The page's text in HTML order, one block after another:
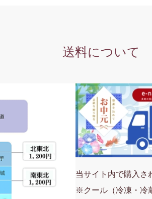
送料について
当サイト内で購入さ
※クール（冷凍・冷